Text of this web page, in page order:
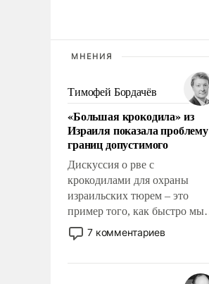
МНЕНИЯ
Тимофей Бордачёв
«Большая крокодила» из
Израиля показала проблему
границ допустимого
Дискуссия о рве с
крокодилами для охраны
израильских тюрем – это
пример того, как быстро мы
двигаемся по пути
революционных изменений.
7 комментариев